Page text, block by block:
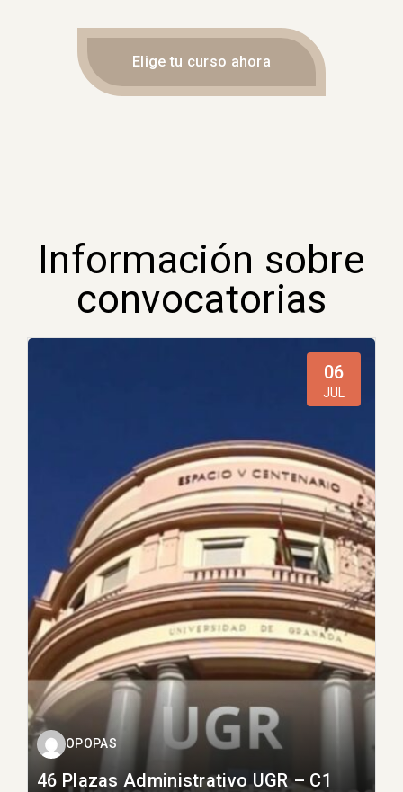
Elige tu curso ahora
Información sobre
convocatorias
06
JUL
OPOPAS
46 Plazas Administrativo UGR – C1
46 Plazas Administrativo UGR – C1
46 Plazas de Administrativo - C1
CONVOCATORIA Más información
Comenzamos nuevo curso, prueba gratis 3
días Plataforma de Formación Nuestros
cursos contienen todo lo necesario para
preparar tus oposiciones, la legislación con
nuestro formato en…